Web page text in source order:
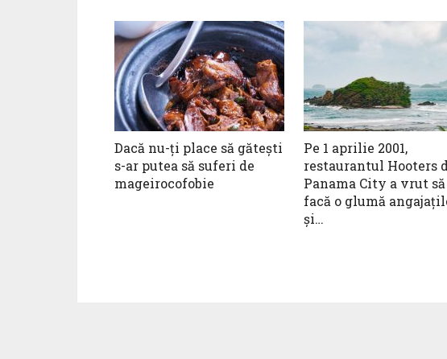
Dacă nu-ți place să gătești
s-ar putea să suferi de
mageirocofobie
Pe 1 aprilie 2001,
restaurantul Hooters
Panama City a vrut să
facă o glumă
și…